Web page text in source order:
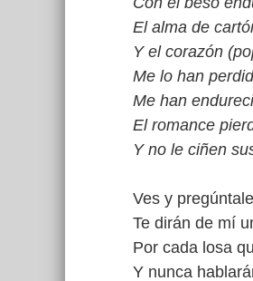
El alma de
Y el corazón
Me lo han
Me han
El romance
Y no le ciñen
Ves y
Te dirán de mí
Por cada losa
Y nunca